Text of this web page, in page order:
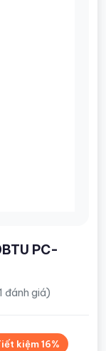
PC-
đánh giá)
kiệm 16%